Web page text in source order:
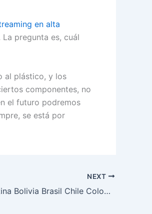
en alta
pregunta es, cuál
al plástico, y los
componentes, no
el futuro podremos
se está por
NEXT
Servicios de Streaming Argentina Bolivia Brasil Chile Colombia Ecuador